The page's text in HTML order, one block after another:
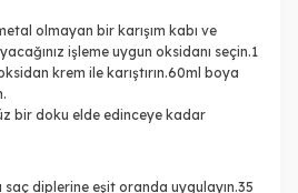
olmayan bir karışım kabı ve
işleme uygun oksidanı seçin.1
krem ile karıştırın.60ml boya
bir doku elde edinceye kadar
saç diplerine eşit oranda uygulayın.35